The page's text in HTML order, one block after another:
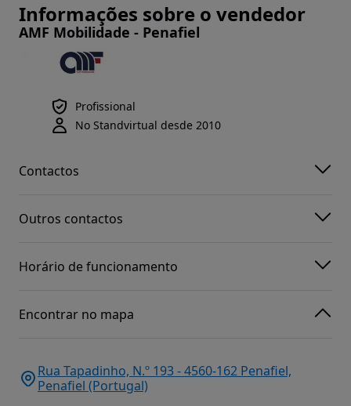
Informações sobre o vendedor
AMF Mobilidade - Penafiel
Profissional
No Standvirtual desde 2010
Contactos
Outros contactos
Horário de funcionamento
Encontrar no mapa
Rua Tapadinho, N.º 193 - 4560-162 Penafiel,
Penafiel (Portugal)